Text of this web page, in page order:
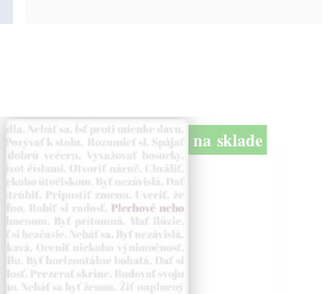
na sklade